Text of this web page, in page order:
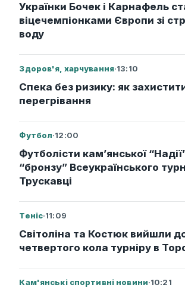
Українки Бочек і Карнафель
віцечемпіонками Європи зі
воду
Здоров'я, харчування·13:10
Спека без ризику: як
перегрівання
Футбол·12:00
Футболісти кам’янської
“бронзу” Всеукраїнського
Трускавці
Теніс·11:09
Світоліна та Костюк вийшли
четвертого кола турніру в
Кам'янські спортивні новини·10:21